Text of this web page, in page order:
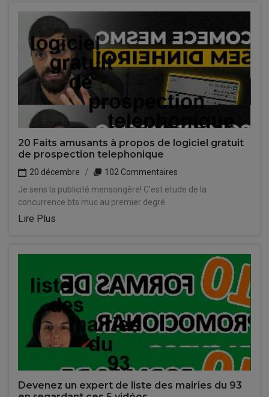
20 Faits amusants à propos de logiciel gratuit
de prospection telephonique
20 décembre
102 Commentaires
Je sens la publicité mensongère! C'est etude de la
concurrence bts muc au premier degré.
Lire Plus
Devenez un expert de liste des mairies du 93